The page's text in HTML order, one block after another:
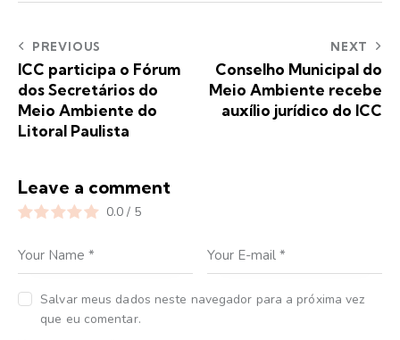
PREVIOUS
ICC participa o Fórum
dos Secretários do
Meio Ambiente do
Litoral Paulista
NEXT
Conselho Municipal do
Meio Ambiente recebe
auxílio jurídico do ICC
Leave a comment
0.0 / 5
Salvar meus dados neste navegador para a próxima vez
que eu comentar.